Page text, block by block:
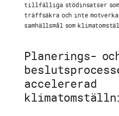
tillfälliga stödinsatser som
träffsäkra och inte
samhällsmål som
Planerings-
accelererad